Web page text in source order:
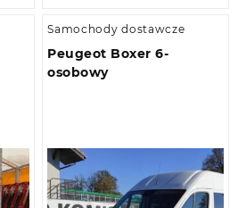
Samochody dostawcze
Peugeot Boxer 6-
osobowy